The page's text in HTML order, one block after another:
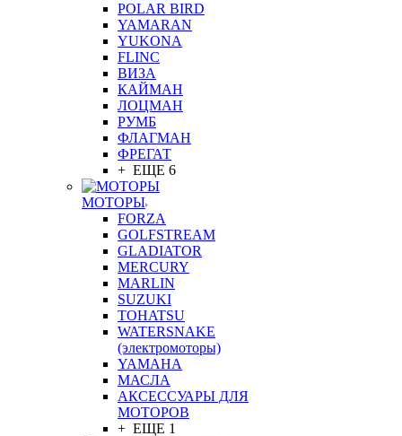
POLAR BIRD
YAMARAN
YUKONA
FLINC
ВИЗА
КАЙМАН
ЛОЦМАН
РУМБ
ФЛАГМАН
ФРЕГАТ
+ ЕЩЕ 6
МОТОРЫ
FORZA
GOLFSTREAM
GLADIATOR
MERCURY
MARLIN
SUZUKI
TOHATSU
WATERSNAKE
(электромоторы)
YAMAHA
МАСЛА
АКСЕССУАРЫ ДЛЯ
МОТОРОВ
+ ЕЩЕ 1